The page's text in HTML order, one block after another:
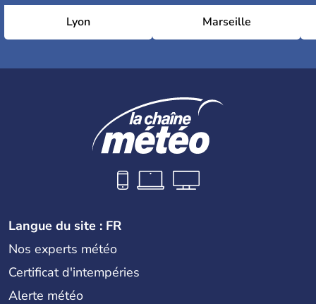
Lyon Marseille
Langue du site : FR
Nos experts météo
Certificat d'intempéries
Alerte météo